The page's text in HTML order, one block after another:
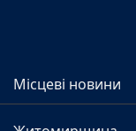
Місцеві новини